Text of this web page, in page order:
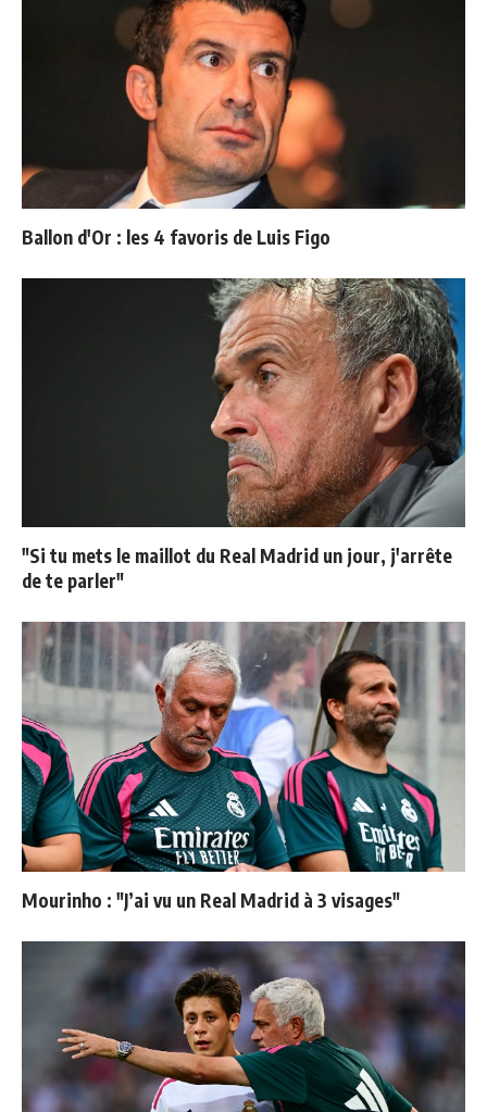
Ballon d'Or : les 4 favoris de Luis Figo
"Si tu mets le maillot du Real Madrid un jour, j'arrête
de te parler"
Mourinho : "J’ai vu un Real Madrid à 3 visages"